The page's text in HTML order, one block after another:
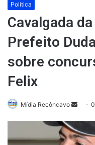
Política
Cavalgada
Prefeito
sobre
Felix
Mídia Recôncavo
e-
mail